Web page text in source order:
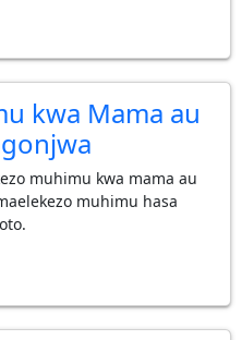
kwa Mama au
muhimu kwa mama au
muhimu hasa